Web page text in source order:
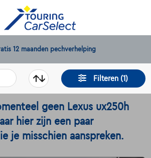
12 maanden pechverhelping
Filteren (1)
geen Lexus ux250h
hier zijn een paar
je misschien aanspreken.